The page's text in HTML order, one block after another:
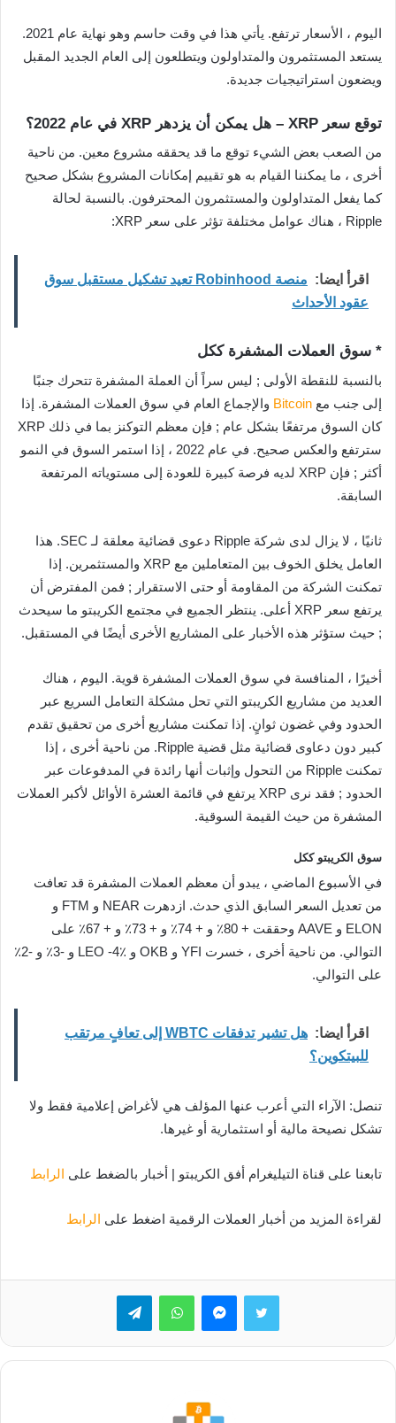
اليوم ، الأسعار ترتفع. يأتي هذا في وقت حاسم وهو نهاية عام 2021.
يستعد المستثمرون والمتداولون ويتطلعون إلى العام الجديد المقبل
ويضعون استراتيجيات جديدة.
توقع سعر XRP – هل يمكن أن يزدهر XRP في عام 2022؟
من الصعب بعض الشيء توقع ما قد يحققه مشروع معين. من ناحية
أخرى ، ما يمكننا القيام به هو تقييم إمكانات المشروع بشكل صحيح
كما يفعل المتداولون والمستثمرون المحترفون. بالنسبة لحالة
Ripple ، هناك عوامل مختلفة تؤثر على سعر XRP:
اقرأ ايضا:
منصة Robinhood تعيد تشكيل مستقبل سوق
عقود الأحداث
* سوق العملات المشفرة ككل
بالنسبة للنقطة الأولى ; ليس سراً أن العملة المشفرة تتحرك جنبًا
إلى جنب مع Bitcoin والإجماع العام في سوق العملات المشفرة. إذا
كان السوق مرتفعًا بشكل عام ; فإن معظم التوكنز بما في ذلك XRP
سترتفع والعكس صحيح. في عام 2022 ، إذا استمر السوق في النمو
أكثر ; فإن XRP لديه فرصة كبيرة للعودة إلى مستوياته المرتفعة
السابقة.
ثانيًا ، لا يزال لدى شركة Ripple دعوى قضائية معلقة لـ SEC. هذا
العامل يخلق الخوف بين المتعاملين مع XRP والمستثمرين. إذا
تمكنت الشركة من المقاومة أو حتى الاستقرار ; فمن المفترض أن
يرتفع سعر XRP أعلى. ينتظر الجميع في مجتمع الكريبتو ما سيحدث
; حيث ستؤثر هذه الأخبار على المشاريع الأخرى أيضًا في المستقبل.
أخيرًا ، المنافسة في سوق العملات المشفرة قوية. اليوم ، هناك
العديد من مشاريع الكريبتو التي تحل مشكلة التعامل السريع عبر
الحدود وفي غضون ثوانٍ. إذا تمكنت مشاريع أخرى من تحقيق تقدم
كبير دون دعاوى قضائية مثل قضية Ripple. من ناحية أخرى ، إذا
تمكنت Ripple من التحول وإثبات أنها رائدة في المدفوعات عبر
الحدود ; فقد نرى XRP يرتفع في قائمة العشرة الأوائل لأكبر العملات
المشفرة من حيث القيمة السوقية.
سوق الكريبتو ككل
في الأسبوع الماضي ، يبدو أن معظم العملات المشفرة قد تعافت
من تعديل السعر السابق الذي حدث. ازدهرت NEAR و FTM و
ELON و AAVE وحققت + 80٪ و + 74٪ و + 73٪ و + 67٪ على
التوالي. من ناحية أخرى ، خسرت YFI و OKB و LEO -4٪ و -3٪ و -2٪
على التوالي.
اقرأ ايضا:
هل تشير تدفقات WBTC إلى تعافٍ مرتقب
للبيتكوين؟
تنصل: الآراء التي أعرب عنها المؤلف هي لأغراض إعلامية فقط ولا
تشكل نصيحة مالية أو استثمارية أو غيرها.
تابعنا على قناة التيليغرام أفق الكريبتو | أخبار بالضغط على الرابط
لقراءة المزيد من أخبار العملات الرقمية اضغط على الرابط
تويتر ماسنجرواتساب تيلقرام